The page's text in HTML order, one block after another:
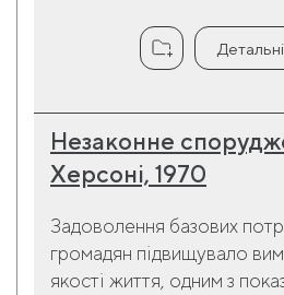
Незаконне
Херсоні, 1970
Задоволення базових
громадян підвищувало
якості життя, одним з